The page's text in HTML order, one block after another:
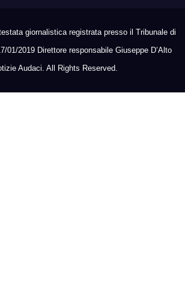
giornalistica registrata presso il Tribunale di
01/2019 Direttore responsabile Giuseppe D’Alto
Audaci. All Rights Reserved.